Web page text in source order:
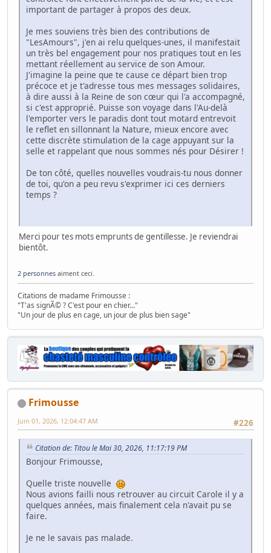
important de partager à propos des deux.
Je mes souviens très bien des contributions de
"LesAmours", j'en ai relu quelques-unes, il manifestait
un très bel engagement pour nos pratiques tout en les
mettant réellement au service de son Amour.
J'imagine la peine que te cause ce départ bien trop
précoce et je t'adresse tous mes messages solidaires,
à dire aussi à la Reine de son cœur qui l'a accompagné,
si c'est approprié. Puisse son voyage dans l'Au-delà
l'emporter vers le paradis dont tout motard entrevoit
le reflet en sillonnant la Nature, mieux encore avec
cette discrète stimulation de la cage appuyant sur la
selle et rappelant que nous sommes nés pour Désirer !
De ton côté, quelles nouvelles voudrais-tu nous donner
de toi, qu'on a peu revu s'exprimer ici ces derniers
temps ?
Merci pour tes mots emprunts de gentillesse. Je reviendrai
bientôt.
2 personnes aiment ceci.
Citations de madame Frimousse :
"T'as signÃ© ? C'est pour en chier..."
"Un jour de plus en cage, un jour de plus bien sage"
Frimousse
#226
Juin 01, 2026, 12:04:47 AM
Citation de: Titou le Mai 30, 2026, 11:17:19 PM
Bonjour Frimousse,
Quelle triste nouvelle
Nous avions failli nous retrouver au circuit Carole il y a
quelques années, mais finalement cela n'avait pu se
faire.
Je ne le savais pas malade.